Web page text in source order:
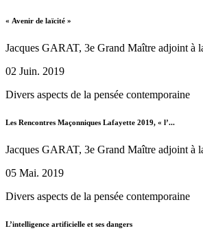
« Avenir de laïcité »
Jacques GARAT, 3e Grand Maître adjoint à
02 Juin. 2019
Divers aspects de la pensée contemporaine
Les Rencontres Maçonniques Lafayette 2019, « l’...
Jacques GARAT, 3e Grand Maître adjoint à
05 Mai. 2019
Divers aspects de la pensée contemporaine
L’intelligence artificielle et ses dangers